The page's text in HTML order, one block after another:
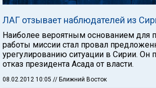
ЛАГ отзывает наблюдателей из
Наиболее вероятным основанием для
работы миссии стал провал
урегулированию ситуации в Сирии. Он
отказ президента Асада от власти.
08.02.2012 10:05 // Ближний Восток